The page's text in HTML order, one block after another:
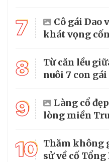
7
Cô gái Dao
khát vọng
8
Từ căn lều
nuôi 7 con
9
Làng cổ
lòng miền
10 Thăm không
sử về cố